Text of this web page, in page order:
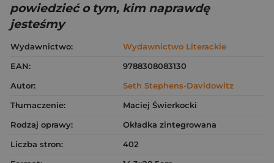
powiedzieć o tym, kim naprawdę
jesteśmy
Wydawnictwo:
Wydawnictwo Literackie
EAN:
9788308083130
Autor:
Seth Stephens-Davidowitz
Tłumaczenie:
Maciej Świerkocki
Rodzaj oprawy:
Okładka zintegrowana
Liczba stron:
402